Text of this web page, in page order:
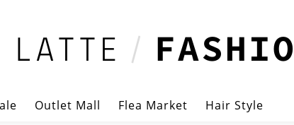
Outlet Mall Flea Market Hair Style